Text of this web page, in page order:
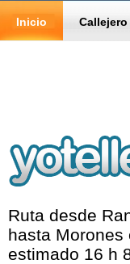
Inicio Callejero
Ruta desde
hasta Morones
estimado 16 h